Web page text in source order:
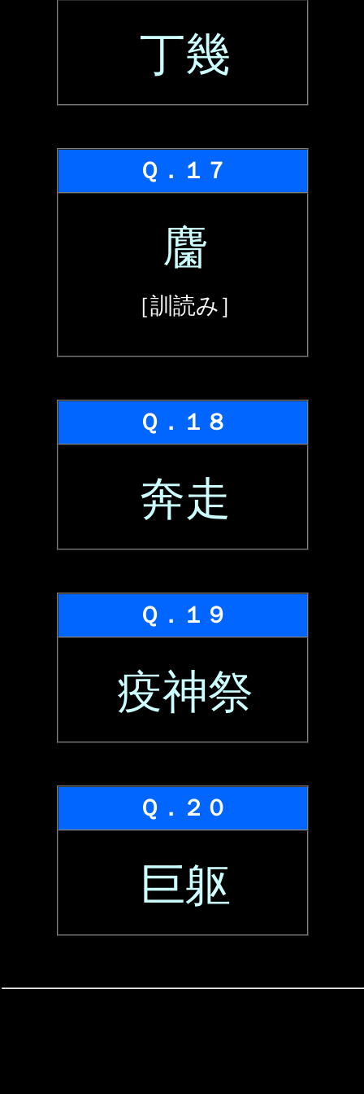
丁幾
Ｑ．１７
麕
［訓読み］
Ｑ．１８
奔走
Ｑ．１９
疫神祭
Ｑ．２０
巨躯